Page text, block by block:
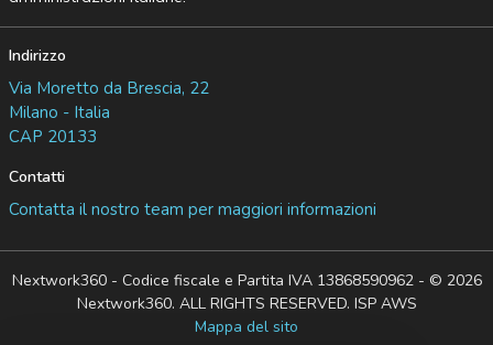
Indirizzo
Via Moretto da Brescia, 22
Milano - Italia
CAP 20133
Contatti
Contatta il nostro team per maggiori informazioni
Nextwork360 - Codice fiscale e Partita IVA 13868590962 - © 2026
Nextwork360. ALL RIGHTS RESERVED. ISP AWS
Mappa del sito